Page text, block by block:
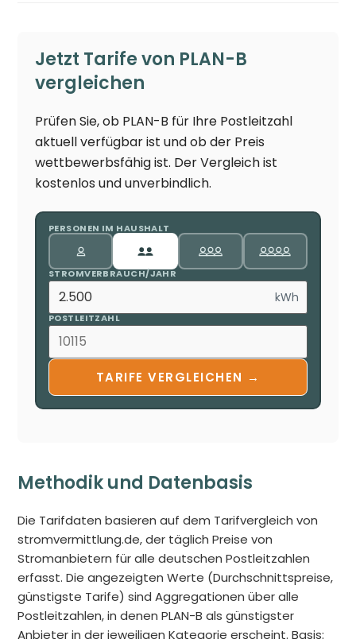
Jetzt Tarife von PLAN-B
vergleichen
Prüfen Sie, ob PLAN-B für Ihre Postleitzahl
aktuell verfügbar ist und ob der Preis
wettbewerbsfähig ist. Der Vergleich ist
kostenlos und unverbindlich.
PERSONEN IM HAUSHALT
STROMVERBRAUCH/JAHR
kWh
POSTLEITZAHL
TARIFE VERGLEICHEN →
Methodik und Datenbasis
Die Tarifdaten basieren auf dem Tarifvergleich von
stromvermittlung.de, der täglich Preise von
Stromanbietern für alle deutschen Postleitzahlen
erfasst. Die angezeigten Werte (Durchschnittspreise,
günstigste Tarife) sind Aggregationen über alle
Postleitzahlen, in denen PLAN-B als günstigster
Anbieter in der jeweiligen Kategorie erscheint. Basis: